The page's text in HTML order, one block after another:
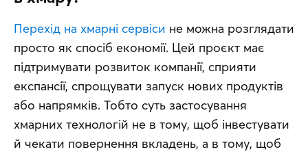
Перехід на хмарні сервіси не можна розглядати
просто як спосіб економії. Цей проєкт має
підтримувати розвиток компанії, сприяти
експансії, спрощувати запуск нових продуктів
або напрямків. Тобто суть застосування
хмарних технологій не в тому, щоб інвестувати
й чекати повернення вкладень, а в тому, щоб